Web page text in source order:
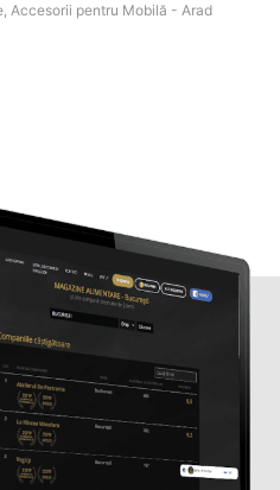
Accesorii pentru Mobilă - Arad